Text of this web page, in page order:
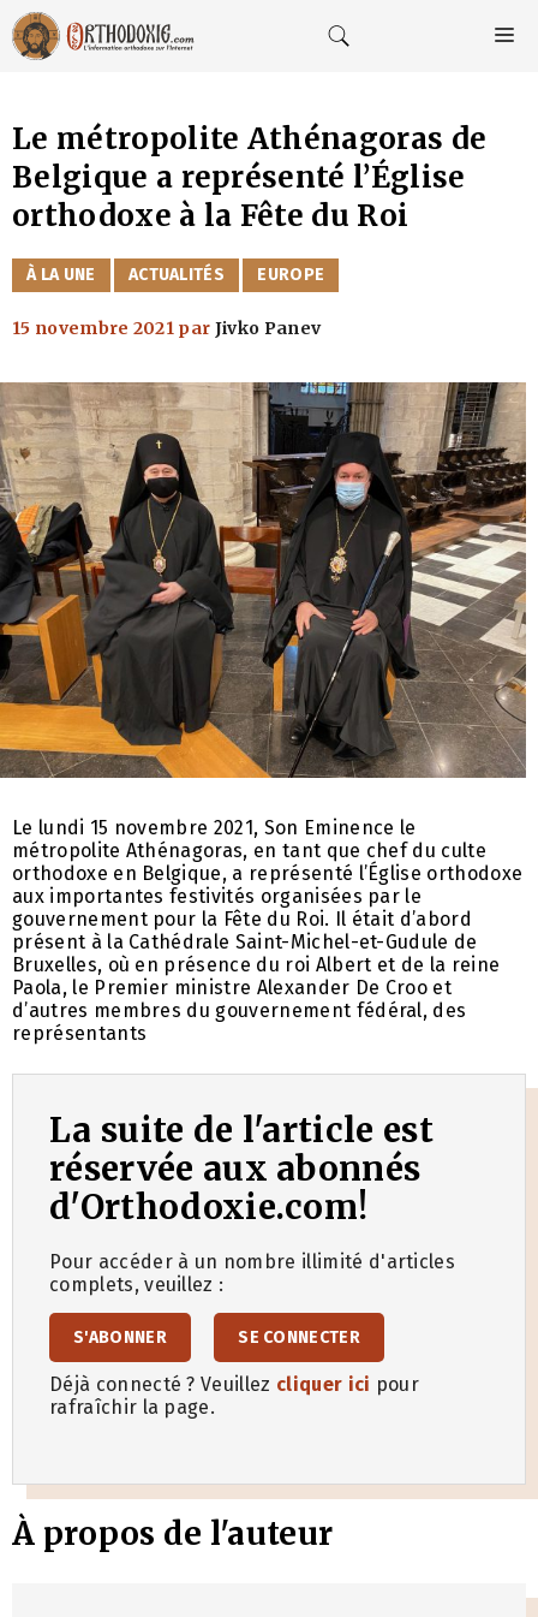
Aller
au
contenu
Le métropolite Athénagoras de
Belgique a représenté l’Église
orthodoxe à la Fête du Roi
CATÉGORIES
À LA UNE ACTUALITÉS EUROPE
15 novembre 2021 par Jivko Panev
Le lundi 15 novembre 2021, Son Eminence le
métropolite Athénagoras, en tant que chef du culte
orthodoxe en Belgique, a représenté l’Église orthodoxe
aux importantes festivités organisées par le
gouvernement pour la Fête du Roi. Il était d’abord
présent à la Cathédrale Saint-Michel-et-Gudule de
Bruxelles, où en présence du roi Albert et de la reine
Paola, le Premier ministre Alexander De Croo et
d’autres membres du gouvernement fédéral, des
représentants
La suite de l'article est
réservée aux abonnés
d'Orthodoxie.com!
Pour accéder à un nombre illimité d'articles
complets, veuillez :
S'ABONNER SE CONNECTER
Déjà connecté ? Veuillez cliquer ici pour
rafraîchir la page.
À propos de l'auteur